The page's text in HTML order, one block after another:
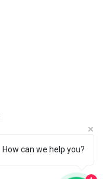
How can we help you?